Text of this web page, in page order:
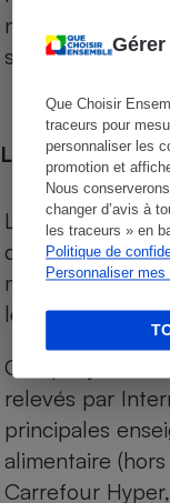
Que Choisir
traceurs pour
personnaliser les
promotion et
Nous
changer d’avis à
les traceurs » en
Politique de
Personnaliser
niveau de prix
sur le territoire
Les
Les
des produits
marques de
leurs
Chaque jour,
relevés par
principales
alimentaire
Carrefour